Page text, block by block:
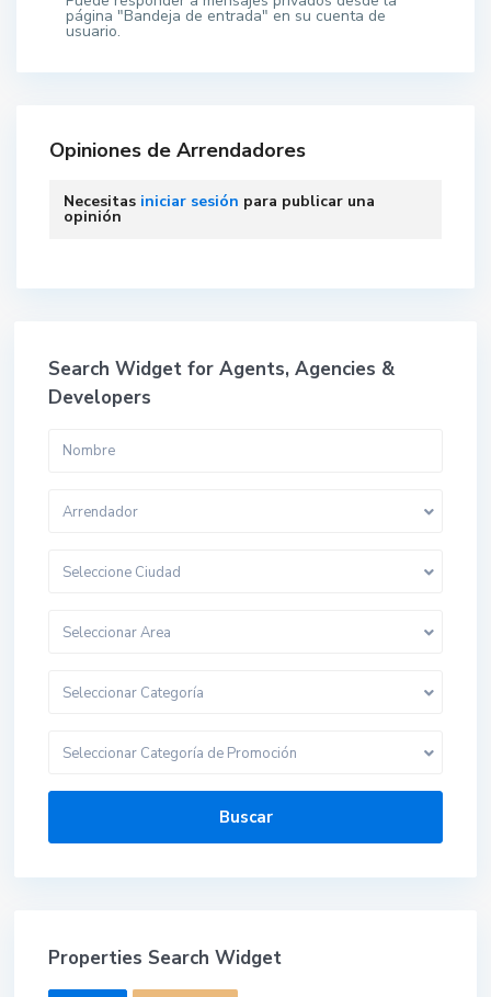
página "Bandeja de entrada" en su cuenta de
usuario.
Opiniones de Arrendadores
Necesitas iniciar sesión para publicar una
opinión
Search Widget for Agents, Agencies &
Developers
Arrendador
Seleccione Ciudad
Seleccionar Area
Seleccionar Categoría
Seleccionar Categoría de Promoción
Buscar
Properties Search Widget